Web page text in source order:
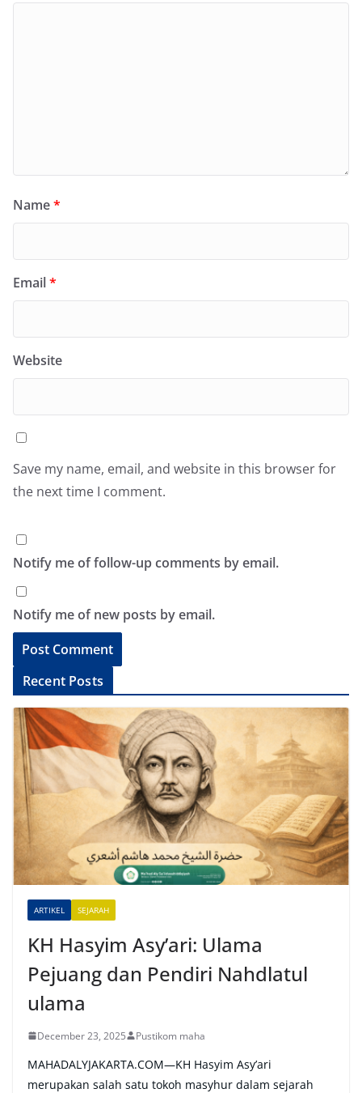
Name*
Email*
Website
Save my name, email, and website in this browser for
the next time I comment.
Notify me of follow-up comments by email.
Notify me of new posts by email.
l
t
v
Recent Posts
ARTIKEL SEJARAH
KH Hasyim Asy’ari: Ulama
Pejuang dan Pendiri Nahdlatul
ulama
December 23, 2025 Pustikom maha
MAHADALYJAKARTA.COM—KH Hasyim Asy’ari
merupakan salah satu tokoh masyhur dalam sejarah